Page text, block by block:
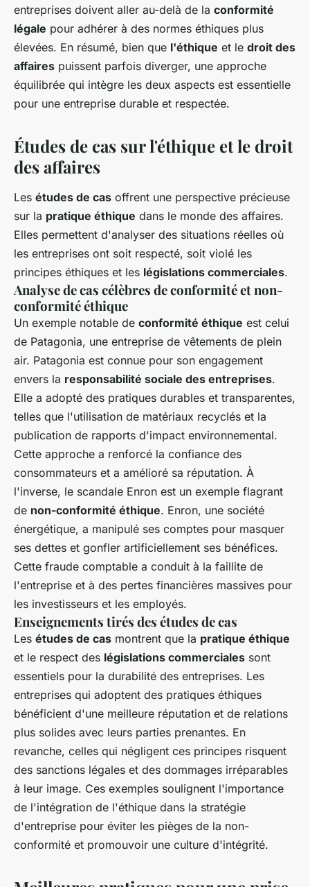
entreprises doivent aller au-delà de la conformité
légale pour adhérer à des normes éthiques plus
élevées. En résumé, bien que l'éthique et le droit des
affaires puissent parfois diverger, une approche
équilibrée qui intègre les deux aspects est essentielle
pour une entreprise durable et respectée.
Études de cas sur l'éthique et le droit
des affaires
Les études de cas offrent une perspective précieuse
sur la pratique éthique dans le monde des affaires.
Elles permettent d'analyser des situations réelles où
les entreprises ont soit respecté, soit violé les
principes éthiques et les législations commerciales.
Analyse de cas célèbres de conformité et non-
conformité éthique
Un exemple notable de conformité éthique est celui
de Patagonia, une entreprise de vêtements de plein
air. Patagonia est connue pour son engagement
envers la responsabilité sociale des entreprises.
Elle a adopté des pratiques durables et transparentes,
telles que l'utilisation de matériaux recyclés et la
publication de rapports d'impact environnemental.
Cette approche a renforcé la confiance des
consommateurs et a amélioré sa réputation. À
l'inverse, le scandale Enron est un exemple flagrant
de non-conformité éthique. Enron, une société
énergétique, a manipulé ses comptes pour masquer
ses dettes et gonfler artificiellement ses bénéfices.
Cette fraude comptable a conduit à la faillite de
l'entreprise et à des pertes financières massives pour
les investisseurs et les employés.
Enseignements tirés des études de cas
Les études de cas montrent que la pratique éthique
et le respect des législations commerciales sont
essentiels pour la durabilité des entreprises. Les
entreprises qui adoptent des pratiques éthiques
bénéficient d'une meilleure réputation et de relations
plus solides avec leurs parties prenantes. En
revanche, celles qui négligent ces principes risquent
des sanctions légales et des dommages irréparables
à leur image. Ces exemples soulignent l'importance
de l'intégration de l'éthique dans la stratégie
d'entreprise pour éviter les pièges de la non-
conformité et promouvoir une culture d'intégrité.